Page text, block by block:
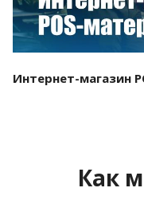
Интернет-магазин
Как